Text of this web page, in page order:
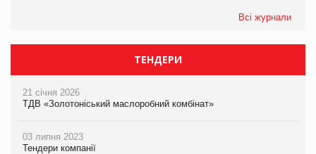
Всі журнали
ТЕНДЕРИ
21 січня 2026
ТДВ «Золотоніський маслоробний комбінат»
03 липня 2023
Тендери компанії